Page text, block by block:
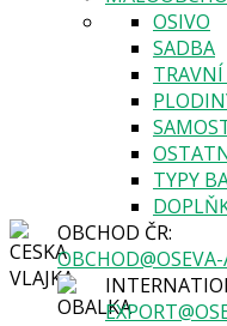
OSIVO
SADBA
TRAVNÍ
TYPY
OBCHOD ČR:
OBCHOD@OSEVA-